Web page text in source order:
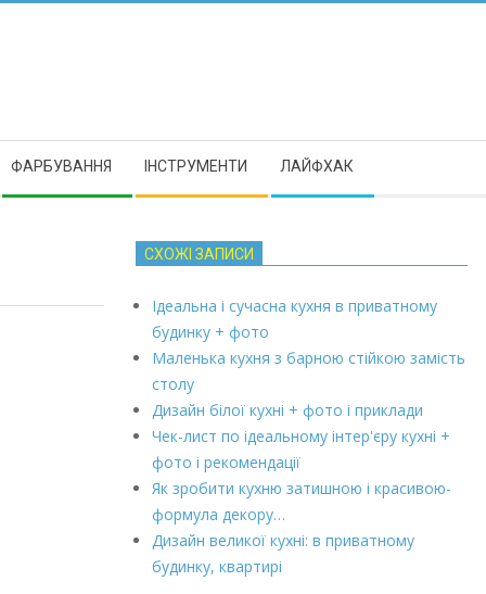
ФАРБУВАННЯ ІНСТРУМЕНТИ ЛАЙФХАК
СХОЖІ ЗАПИСИ
Ідеальна і сучасна кухня в приватному
будинку + фото
Маленька кухня з барною стійкою замість
столу
Дизайн білої кухні + фото і приклади
Чек-лист по ідеальному інтер'єру кухні +
фото і рекомендації
Як зробити кухню затишною і красивою-
формула декору…
Дизайн великої кухні: в приватному
будинку, квартирі